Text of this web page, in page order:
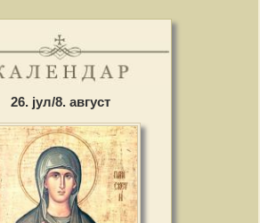
26. јул/8. август